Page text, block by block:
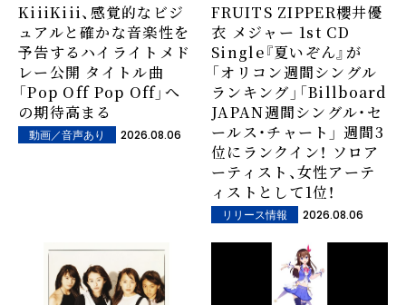
KiiiKiii、感覚的なビジ
ュアルと確かな音楽性を
予告するハイライトメド
レー公開 タイトル曲
「Pop Off Pop Off」へ
の期待高まる
動画／音声あり 2026.08.06
FRUITS ZIPPER櫻井優
衣 メジャー 1st CD
Single『夏いぞん』が
「オリコン週間シングル
ランキング」「Billboard
JAPAN週間シングル・セ
ールス・チャート」 週間3
位にランクイン！ ソロア
ーティスト、女性アーテ
ィストとして1位！
リリース情報 2026.08.06